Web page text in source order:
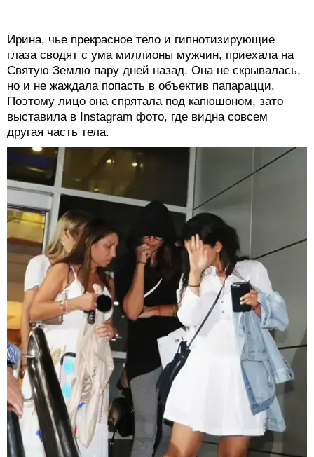
Ирина, чье прекрасное тело и гипнотизирующие
глаза сводят с ума миллионы мужчин, приехала на
Святую Землю пару дней назад. Она не скрывалась,
но и не жаждала попасть в объектив папарацци.
Поэтому лицо она спрятала под капюшоном, зато
выставила в Instagram фото, где видна совсем
другая часть тела.